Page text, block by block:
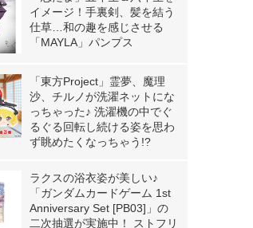
イメージ！手裏剣、髪を結う
仕草…和の趣を感じさせる
「MAYLA」パンプス
「東方Project」霊夢、魔理
沙、チルノが洗濯ネットにな
っちゃった♪ 洗濯機の中でぐ
るぐる回転し続ける姿を思わ
ず眺めたくなっちゃう!?
ラクスの浴衣姿が美しい♪
「ガンダムカードゲーム 1st
Anniversary Set [PB03]」の
二次抽選が実施中！ ストフリ